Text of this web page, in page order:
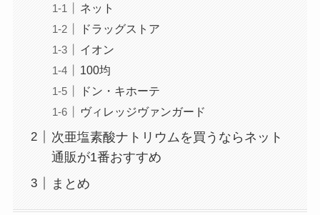
ネット
ドラッグストア
イオン
100均
ドン・キホーテ
ヴィレッジヴァンガード
次亜塩素酸ナトリウムを買うならネット
通販が1番おすすめ
まとめ